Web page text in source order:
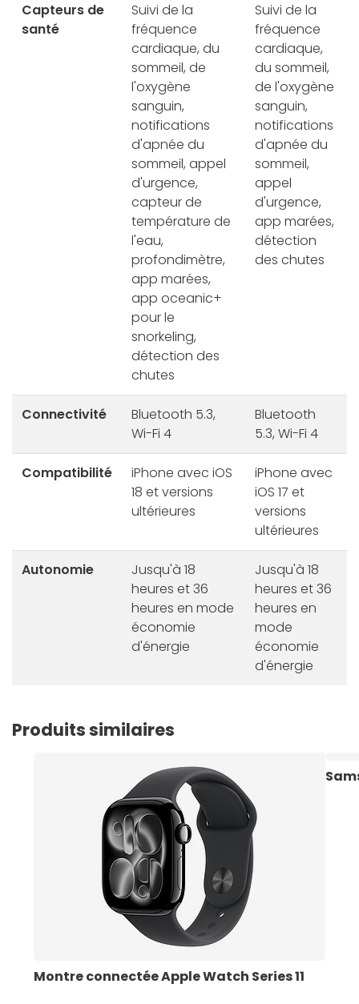
Capteurs de
santé
Suivi de la
fréquence
cardiaque, du
sommeil, de
l'oxygène
sanguin,
notifications
d'apnée du
sommeil, appel
d'urgence,
capteur de
température de
l'eau,
profondimètre,
app marées,
app oceanic+
pour le
snorkeling,
détection des
chutes
Suivi de la
fréquence
cardiaque,
du sommeil,
de l'oxygène
sanguin,
notifications
d'apnée du
sommeil,
appel
d'urgence,
app marées,
détection
des chutes
Connectivité
Bluetooth 5.3,
Wi-Fi 4
Bluetooth
5.3, Wi-Fi 4
Compatibilité
iPhone avec iOS
18 et versions
ultérieures
iPhone avec
iOS 17 et
versions
ultérieures
Autonomie
Jusqu'à 18
heures et 36
heures en mode
économie
d'énergie
Jusqu'à 18
heures et 36
heures en
mode
économie
d'énergie
Produits similaires
Montre connectée Apple Watch Series 11